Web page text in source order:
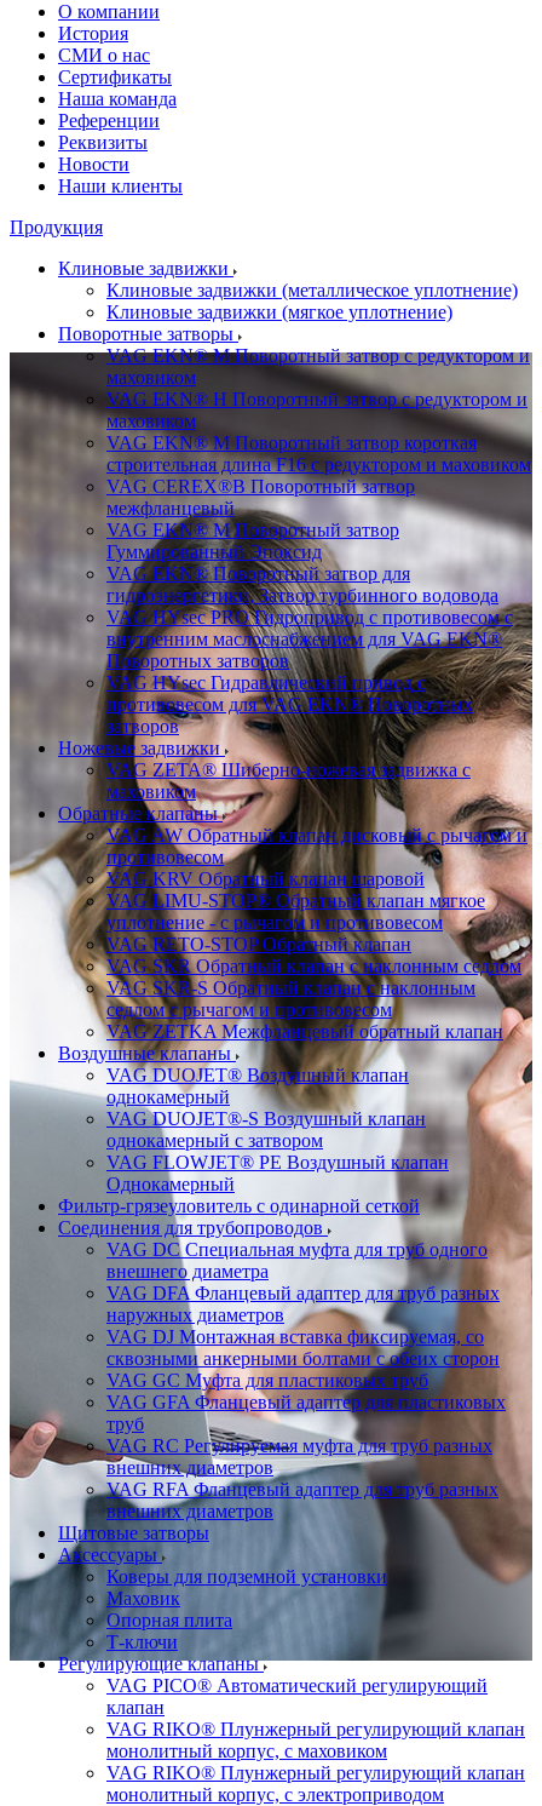
О компании
История
СМИ о нас
Cертификаты
Наша команда
Референции
Реквизиты
Новости
Наши клиенты
Продукция
Клиновые задвижки
Клиновые задвижки (металлическое уплотнение)
Клиновые задвижки (мягкое уплотнение)
Поворотные затворы
VAG EKN® M Поворотный затвор с редуктором и
маховиком
VAG EKN® H Поворотный затвор с редуктором и
маховиком
VAG EKN® M Поворотный затвор короткая
строительная длина F16 с редуктором и маховиком
VAG CEREX®B Поворотный затвор
межфланцевый
VAG EKN® M Поворотный затвор
Гуммированный Эпоксид
VAG EKN® Поворотный затвор для
гидроэнергетики, Затвор турбинного водовода
VAG HYsec PRO Гидропривод с противовесом с
внутренним маслоснабжением для VAG EKN®
Поворотных затворов
VAG HYsec Гидравлический привод с
противовесом для VAG EKN® Поворотных
затворов
Ножевые задвижки
VAG ZETA® Шиберно-ножевая задвижка с
маховиком
Обратные клапаны
VAG AW Обратный клапан дисковый с рычагом и
противовесом
VAG KRV Обратный клапан шаровой
VAG LIMU-STOP® Обратный клапан мягкое
уплотнение - с рычагом и противовесом
VAG RETO-STOP Обратный клапан
VAG SKR Обратный клапан с наклонным седлом
VAG SKR-S Обратный клапан с наклонным
седлом с рычагом и противовесом
VAG ZETKA Межфланцевый обратный клапан
Воздушные клапаны
VAG DUOJET® Воздушный клапан
однокамерный
VAG DUOJET®-S Воздушный клапан
однокамерный с затвором
VAG FLOWJET® PE Воздушный клапан
Однокамерный
Фильтр-грязеуловитель с одинарной сеткой
Соединения для трубопроводов
VAG DC Специальная муфта для труб одного
внешнего диаметра
VAG DFA Фланцевый адаптер для труб разных
наружных диаметров
VAG DJ Монтажная вставка фиксируемая, со
сквозными анкерными болтами с обеих сторон
VAG GC Муфта для пластиковых труб
VAG GFA Фланцевый адаптер для пластиковых
труб
VAG RC Регулируемая муфта для труб разных
внешних диаметров
VAG RFA Фланцевый адаптер для труб разных
внешних диаметров
Щитовые затворы
Аксессуары
Коверы для подземной установки
Маховик
Опорная плита
Т-ключи
Регулирующие клапаны
VAG PICO® Автоматический регулирующий
клапан
VAG RIKO® Плунжерный регулирующий клапан
монолитный корпус, с маховиком
VAG RIKO® Плунжерный регулирующий клапан
монолитный корпус, с электроприводом